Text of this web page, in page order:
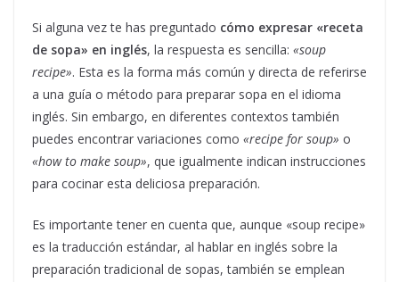
Si alguna vez te has preguntado cómo expresar «receta
de sopa» en inglés, la respuesta es sencilla: «soup
recipe». Esta es la forma más común y directa de referirse
a una guía o método para preparar sopa en el idioma
inglés. Sin embargo, en diferentes contextos también
puedes encontrar variaciones como «recipe for soup» o
«how to make soup», que igualmente indican instrucciones
para cocinar esta deliciosa preparación.
Es importante tener en cuenta que, aunque «soup recipe»
es la traducción estándar, al hablar en inglés sobre la
preparación tradicional de sopas, también se emplean